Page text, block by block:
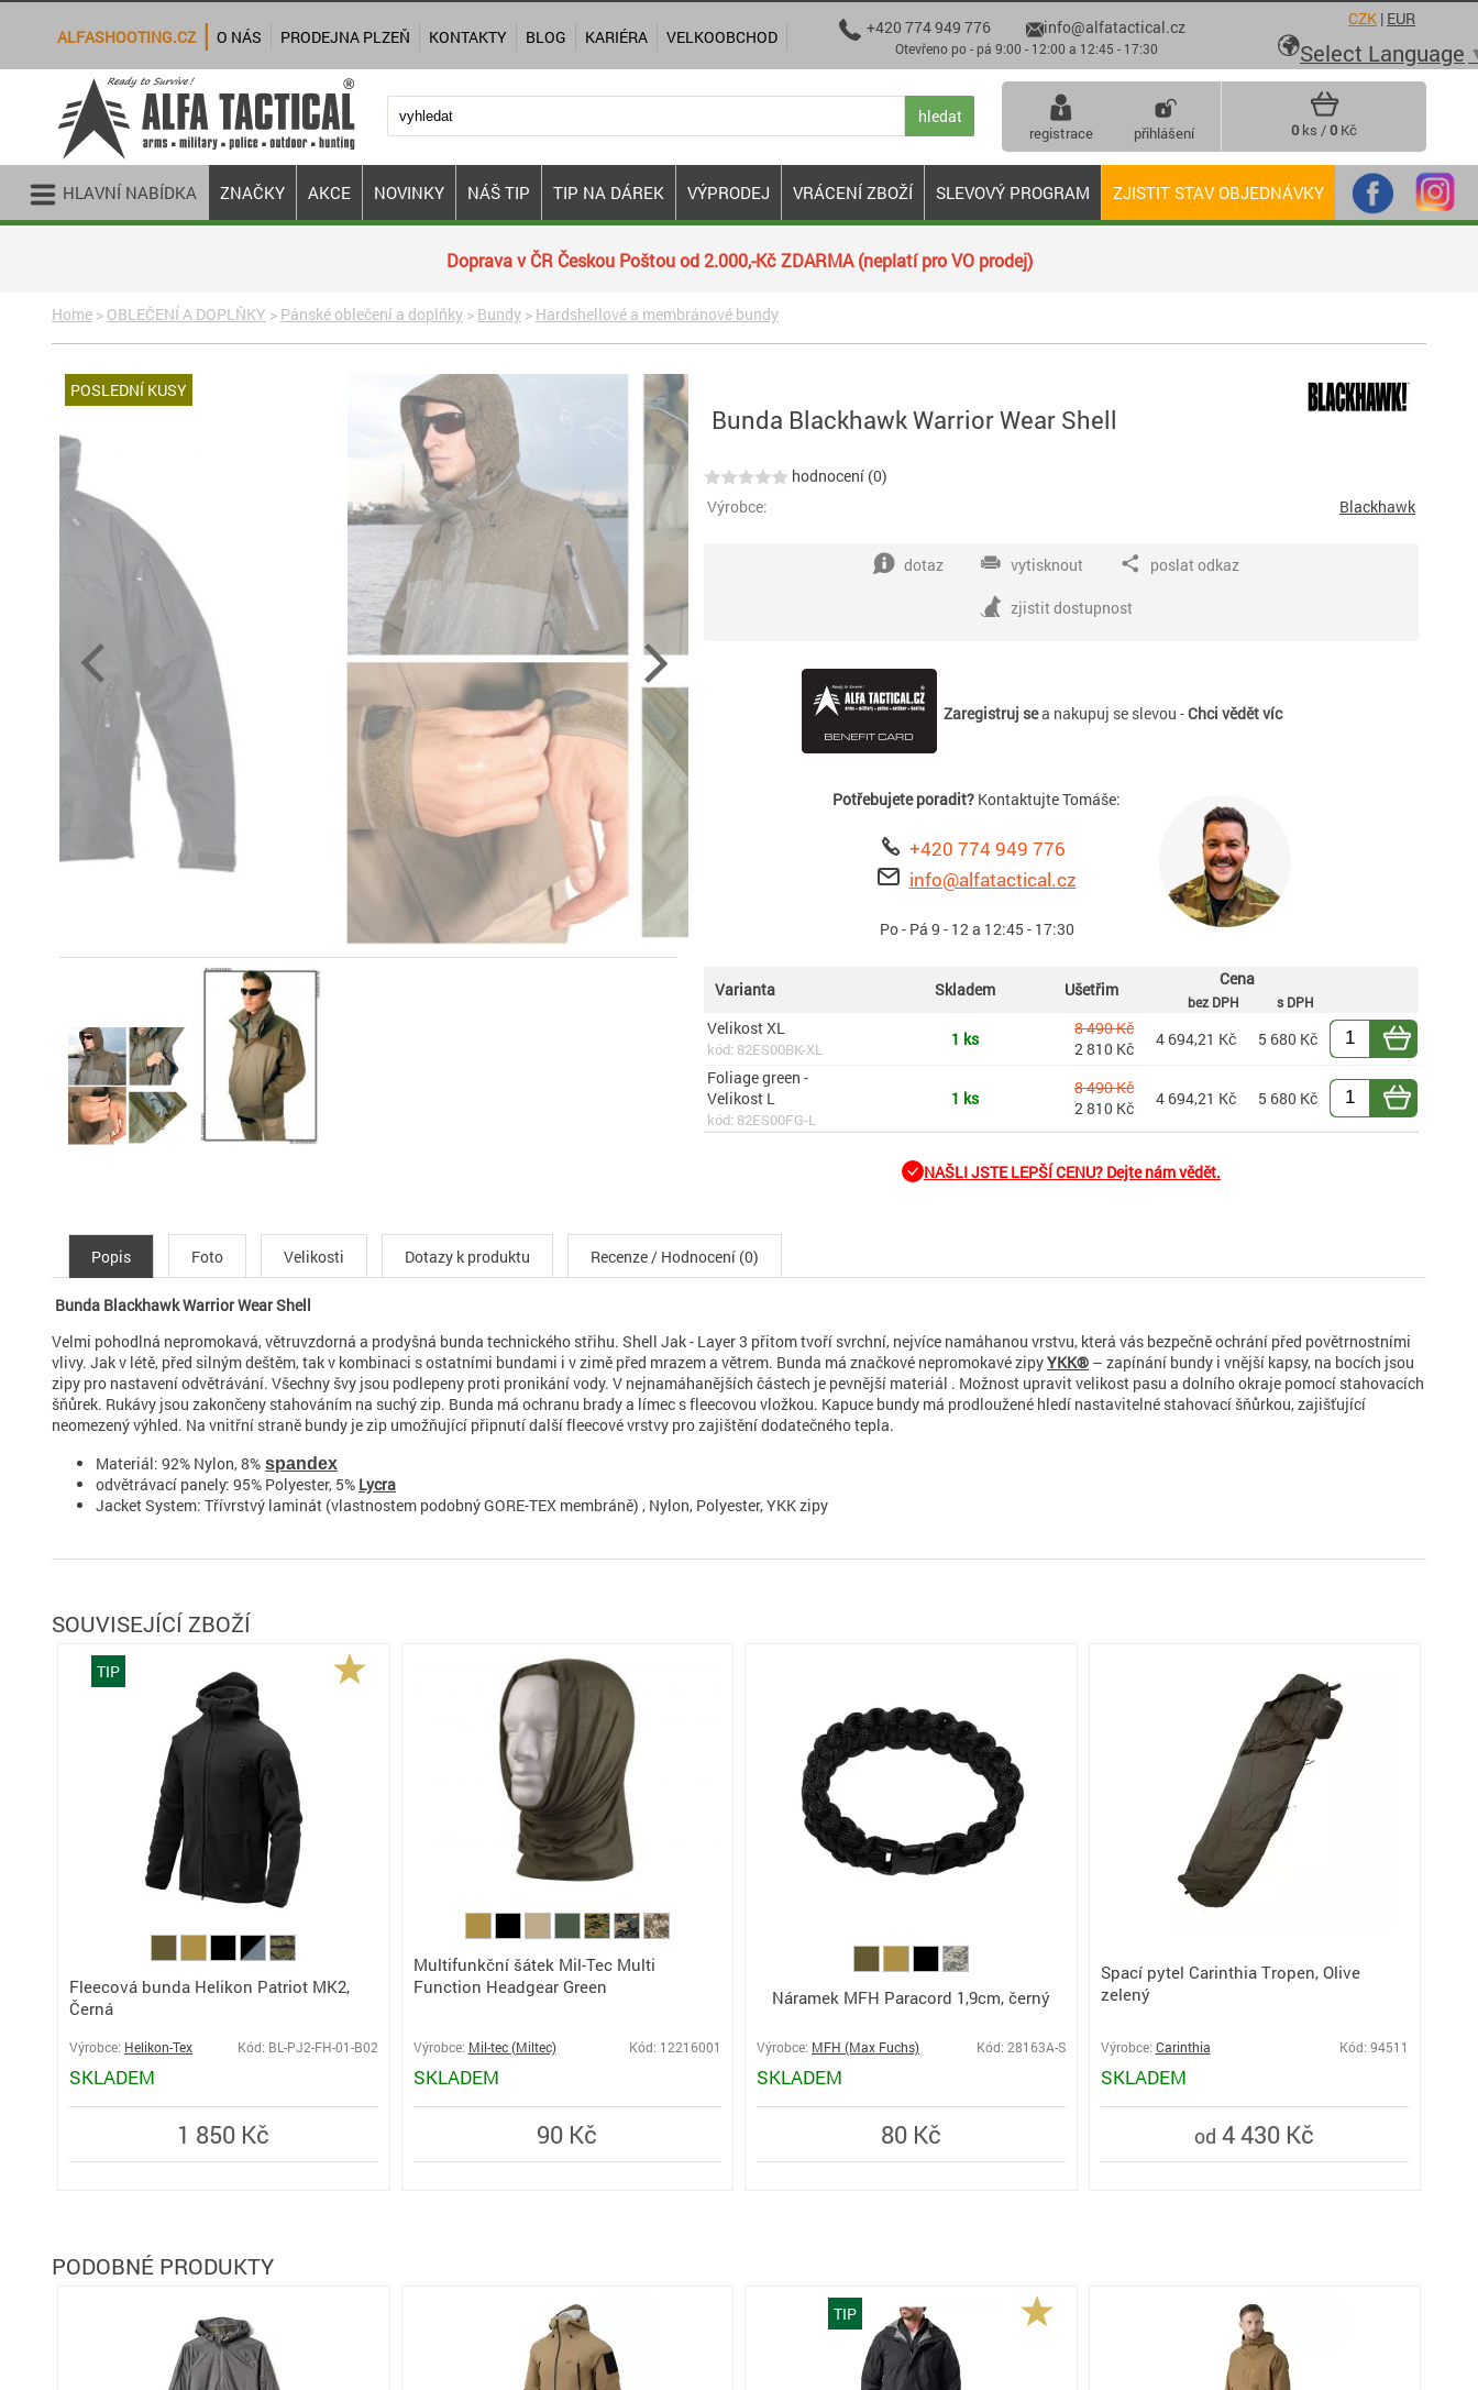
Doprava v ČR Českou Poštou od 2.000,-Kč ZDARMA (neplatí pro VO prodej)
Home > OBLEČENÍ A DOPLŇKY > Pánské oblečení a doplňky > Bundy > Hardshellové a membránové bundy
POSLEDNÍ KUSY
Bunda Blackhawk Warrior Wear Shell
hodnocení (0)
Výrobce:
Blackhawk
dotaz vytisknout poslat odkaz
zjistit dostupnost
Zaregistruj sea nakupuj se slevou -Chci vědět víc
Potřebujete poradit? Kontaktujte Tomáše:
+420 774 949 776
info@alfatactical.cz
Po - Pá 9 - 12 a 12:45 - 17:30
Varianta Skladem Ušetřim
Cena
bez DPH s DPH
Velikost XL
kód: 82ES00BK-XL 1 ks
8 490 Kč
2 810 Kč
4 694,21 Kč
5 680 Kč
Foliage green -
Velikost L
kód: 82ES00FG-L
1 ks
8 490 Kč
2 810 Kč
4 694,21 Kč 5 680 Kč
NAŠLI JSTE LEPŠÍ CENU? Dejte nám vědět.
Popis Foto Velikosti Dotazy k produktu Recenze / Hodnocení (0)
Bunda Blackhawk Warrior Wear Shell
Velmi pohodlná nepromokavá, větruvzdorná a prodyšná bunda technického střihu. Shell Jak - Layer 3 přitom tvoří svrchní, nejvíce namáhanou vrstvu, která vás bezpečně ochrání před povětrnostními
vlivy. Jak v létě, před silným deštěm, tak v kombinaci s ostatními bundami i v zimě před mrazem a větrem. Bunda má značkové nepromokavé zipyYKK® – zapínání bundy i vnější kapsy, na bocích jsou
zipy pro nastavení odvětrávání. Všechny švy jsou podlepeny proti pronikání vody. V nejnamáhanějších částech je pevnější materiál . Možnost upravit velikost pasu a dolního okraje pomocí stahovacích
šňůrek. Rukávy jsou zakončeny stahováním na suchý zip. Bunda má ochranu brady a límec s fleecovou vložkou. Kapuce bundy má prodloužené hledí nastavitelné stahovací šňůrkou, zajišťující
neomezený výhled. Na vnitřní straně bundy je zip umožňující připnutí další fleecové vrstvy pro zajištění dodatečného tepla.
Materiál: 92% Nylon, 8% spandex
odvětrávací panely: 95% Polyester, 5% Lycra
Jacket System: Třívrstvý laminát (vlastnostem podobný GORE-TEX membráně) , Nylon, Polyester, YKK zipy
SOUVISEJÍCÍ ZBOŽÍ
TIP
Fleecová bunda Helikon Patriot MK2,
Černá
Výrobce: Helikon-Tex Kód: BL-PJ2-FH-01-B02
SKLADEM
1 850 Kč
Multifunkční šátek Mil-Tec Multi
Function Headgear Green
Výrobce: Mil-tec (Miltec) Kód: 12216001
SKLADEM
90 Kč
Náramek MFH Paracord 1,9cm, černý
Výrobce: MFH (Max Fuchs) Kód: 28163A-S
SKLADEM
80 Kč
Spací pytel Carinthia Tropen, Olive
zelený
Výrobce: Carinthia Kód: 94511
SKLADEM
od 4 430 Kč
PODOBNÉ PRODUKTY
TIP
HLAVNÍ NABÍDKA ZNAČKY AKCE NOVINKY NÁŠ TIP TIP NA DÁREK VÝPRODEJ VRÁCENÍ ZBOŽÍ SLEVOVÝ PROGRAM ZJISTIT STAV OBJEDNÁVKY
hledat
registrace přihlášení 0 ks /0 Kč
ALFASHOOTING.CZ O NÁS PRODEJNA PLZEŇ KONTAKTY BLOG KARIÉRA VELKOOBCHOD  +420 774 949 776info@alfatactical.cz
Otevřeno po - pá 9:00 - 12:00 a 12:45 - 17:30
CZK | EUR
Select Language